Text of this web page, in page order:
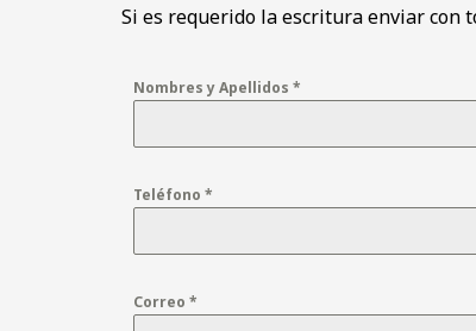
Si es requerido la escritura enviar con
Nombres y Apellidos *
Teléfono *
Correo *